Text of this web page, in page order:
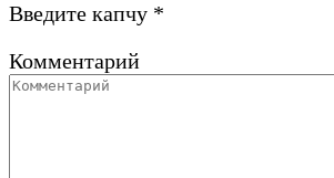
Введите капчу *
Комментарий